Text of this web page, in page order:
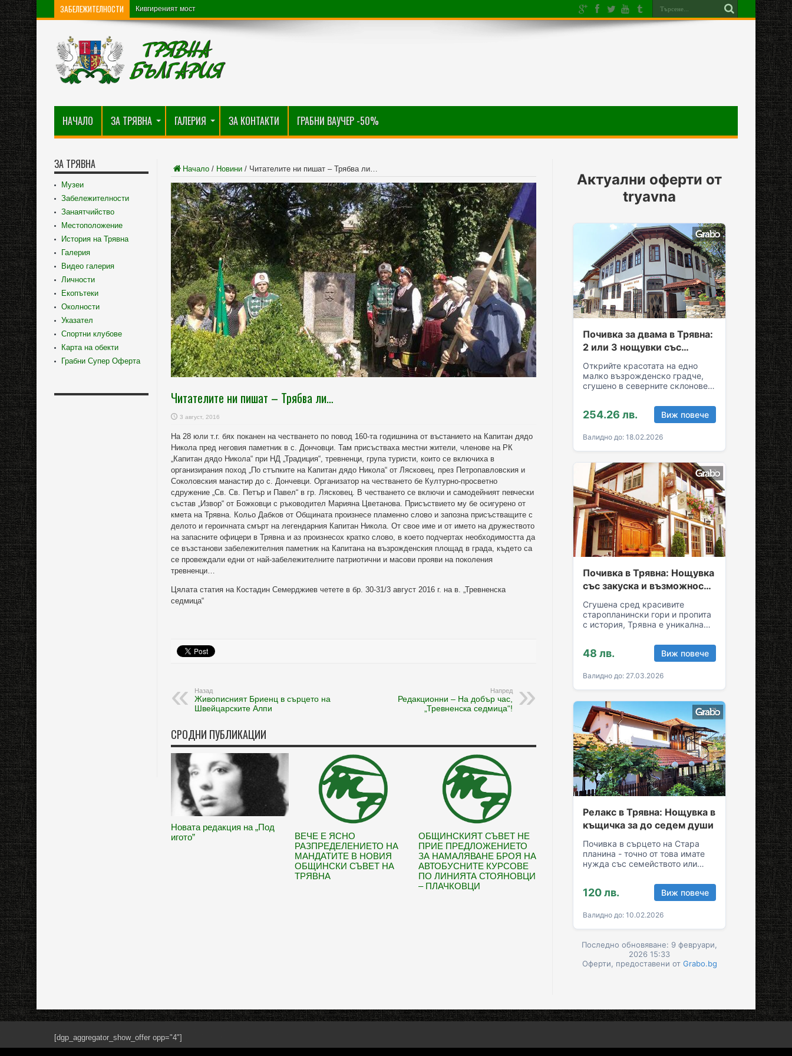
ЗАБЕЛЕЖИТЕЛНОСТИ Кивгиреният мост
НАЧАЛО ЗА ТРЯВНА ГАЛЕРИЯ ЗА КОНТАКТИ ГРАБНИ ВАУЧЕР -50%
Начало / Новини / Читателите ни пишат – Трябва ли…
Читателите ни пишат – Трябва ли…
3 август, 2016
На 28 юли т.г. бях поканен на честването по повод 160-та годишнина от въстанието на Капитан дядо
Никола пред неговия паметник в с. Дончовци. Там присъстваха местни жители, членове на РК
„Капитан дядо Никола“ при НД „Традиция“, тревненци, група туристи, които се включиха в
организирания поход „По стъпките на Капитан дядо Никола“ от Лясковец, през Петропавловския и
Соколовския манастир до с. Дончевци. Организатор на честването бе Културно-просветно
сдружение „Св. Св. Петър и Павел“ в гр. Лясковец. В честването се включи и самодейният певчески
състав „Извор“ от Божковци с ръководител Марияна Цветанова. Присъствието му бе осигурено от
кмета на Трявна. Кольо Дабков от Общината произнесе пламенно слово и запозна присъстващите с
делото и героичната смърт на легендарния Капитан Никола. От свое име и от името на дружеството
на запасните офицери в Трявна и аз произнесох кратко слово, в което подчертах необходимостта да
се възстанови забележителния паметник на Капитана на възрожденския площад в града, където са
се провеждали едни от най-забележителните патриотични и масови прояви на поколения
тревненци…
Цялата статия на Костадин Семерджиев четете в бр. 30-31/3 август 2016 г. на в. „Тревненска
седмица“
Назад
Живописният Бриенц в сърцето на
Швейцарските Алпи
Напред
Редакционни – На добър час,
„Тревненска седмица“!
СРОДНИ ПУБЛИКАЦИИ
Новата редакция на „Под
игото”
ВЕЧЕ Е ЯСНО
РАЗПРЕДЕЛЕНИЕТО НА
МАНДАТИТЕ В НОВИЯ
ОБЩИНСКИ СЪВЕТ НА
ТРЯВНА
ОБЩИНСКИЯТ СЪВЕТ НЕ
ПРИЕ ПРЕДЛОЖЕНИЕТО
ЗА НАМАЛЯВАНЕ БРОЯ НА
АВТОБУСНИТЕ КУРСОВЕ
ПО ЛИНИЯТА СТОЯНОВЦИ
– ПЛАЧКОВЦИ
ЗА ТРЯВНА
Музеи
Забележителности
Занаятчийство
Местоположение
История на Трявна
Галерия
Видео галерия
Личности
Екопътеки
Околности
Указател
Спортни клубове
Карта на обекти
Грабни Супер Оферта
Актуални оферти от
tryavna
Почивка за двама в Трявна:
2 или 3 нощувки със
закуски и вечери
Открийте красотата на едно
малко възрожденско градче,
сгушено в северните склонове
комфортен престой в Трявна…
254.26 лв. Виж повече
Валидно до: 18.02.2026
Почивка в Трявна: Нощувка
със закуска и възможност
за обяд и вечеря
Сгушена сред красивите
старопланински гори и пропита
с история, Трявна е уникална
култура! Грабни ваучер за…
48 лв. Виж повече
Валидно до: 27.03.2026
Релакс в Трявна: Нощувка в
къщичка за до седем души
Почивка в сърцето на Стара
планина - точно от това имате
нужда със семейството или
120 лв. Виж повече
Валидно до: 10.02.2026
Последно обновяване: 9 февруари,
2026 15:33
Оферти, предоставени от Grabo.bg
[dgp_aggregator_show_offer opp="4"]